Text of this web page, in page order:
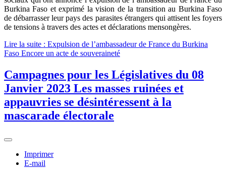
Burkina Faso et exprimé la vision de la transition au Burkina Faso
de débarrasser leur pays des parasites étrangers qui attisent les foyers
de tensions à travers des actes et déclarations mensongères.
Lire la suite : Expulsion de l’ambassadeur de France du Burkina
Faso Encore un acte de souveraineté
Campagnes pour les Législatives du 08
Janvier 2023 Les masses ruinées et
appauvries se désintéressent à la
mascarade électorale
Imprimer
E-mail